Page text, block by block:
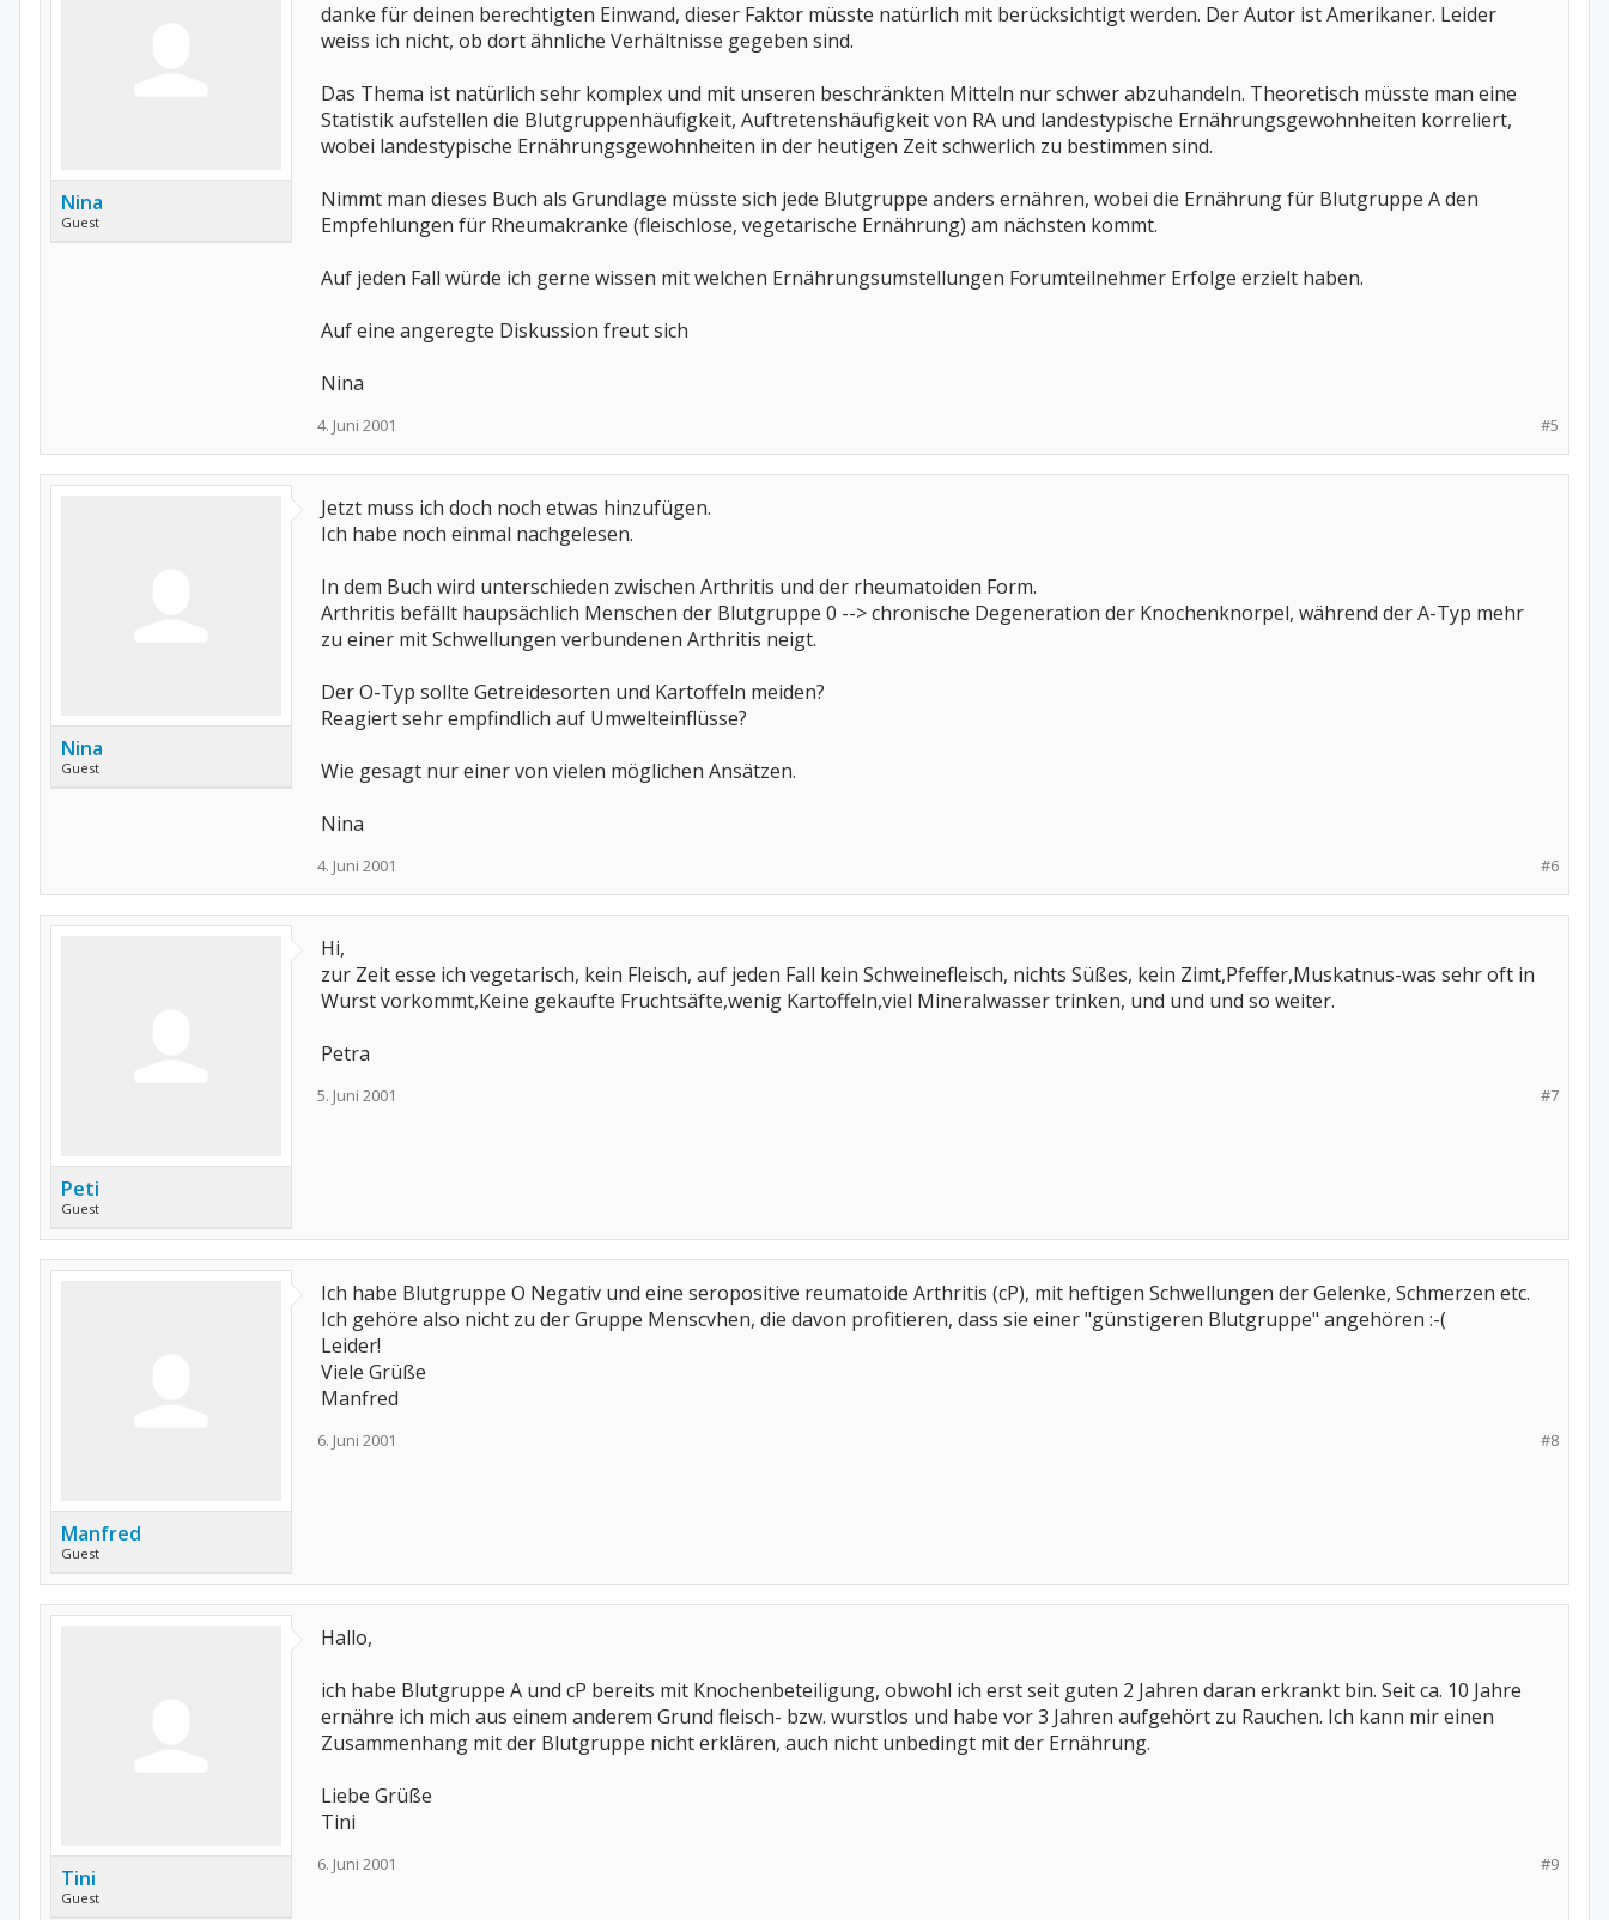
Nina
Guest
danke für deinen berechtigten Einwand, dieser Faktor müsste natürlich mit berücksichtigt werden. Der Autor ist Amerikaner. Leider
weiss ich nicht, ob dort ähnliche Verhältnisse gegeben sind.
Das Thema ist natürlich sehr komplex und mit unseren beschränkten Mitteln nur schwer abzuhandeln. Theoretisch müsste man eine
Statistik aufstellen die Blutgruppenhäufigkeit, Auftretenshäufigkeit von RA und landestypische Ernährungsgewohnheiten korreliert,
wobei landestypische Ernährungsgewohnheiten in der heutigen Zeit schwerlich zu bestimmen sind.
Nimmt man dieses Buch als Grundlage müsste sich jede Blutgruppe anders ernähren, wobei die Ernährung für Blutgruppe A den
Empfehlungen für Rheumakranke (fleischlose, vegetarische Ernährung) am nächsten kommt.
Auf jeden Fall würde ich gerne wissen mit welchen Ernährungsumstellungen Forumteilnehmer Erfolge erzielt haben.
Auf eine angeregte Diskussion freut sich
Nina
#5
4. Juni 2001
Nina
Guest
Jetzt muss ich doch noch etwas hinzufügen.
Ich habe noch einmal nachgelesen.
In dem Buch wird unterschieden zwischen Arthritis und der rheumatoiden Form.
Arthritis befällt haupsächlich Menschen der Blutgruppe 0 --> chronische Degeneration der Knochenknorpel, während der A-Typ mehr
zu einer mit Schwellungen verbundenen Arthritis neigt.
Der O-Typ sollte Getreidesorten und Kartoffeln meiden?
Reagiert sehr empfindlich auf Umwelteinflüsse?
Wie gesagt nur einer von vielen möglichen Ansätzen.
Nina
#6
4. Juni 2001
Peti
Guest
Hi,
zur Zeit esse ich vegetarisch, kein Fleisch, auf jeden Fall kein Schweinefleisch, nichts Süßes, kein Zimt,Pfeffer,Muskatnus-was sehr oft in
Wurst vorkommt,Keine gekaufte Fruchtsäfte,wenig Kartoffeln,viel Mineralwasser trinken, und und und so weiter.
Petra
#7
5. Juni 2001
Manfred
Guest
Ich habe Blutgruppe O Negativ und eine seropositive reumatoide Arthritis (cP), mit heftigen Schwellungen der Gelenke, Schmerzen etc.
Ich gehöre also nicht zu der Gruppe Menscvhen, die davon profitieren, dass sie einer "günstigeren Blutgruppe" angehören :-(
Leider!
Viele Grüße
Manfred
#8
6. Juni 2001
Tini
Guest
Hallo,
ich habe Blutgruppe A und cP bereits mit Knochenbeteiligung, obwohl ich erst seit guten 2 Jahren daran erkrankt bin. Seit ca. 10 Jahre
ernähre ich mich aus einem anderem Grund fleisch- bzw. wurstlos und habe vor 3 Jahren aufgehört zu Rauchen. Ich kann mir einen
Zusammenhang mit der Blutgruppe nicht erklären, auch nicht unbedingt mit der Ernährung.
Liebe Grüße
Tini
#9
6. Juni 2001